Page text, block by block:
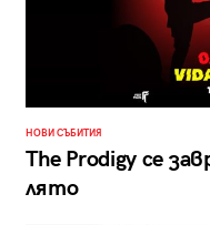
НОВИ СЪБИТИЯ
The Prodigy се
лято